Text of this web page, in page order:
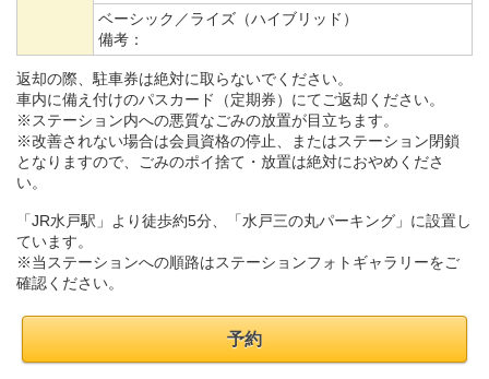
ベーシック／ライズ（ハイブリッド）
備考：
返却の際、駐車券は絶対に取らないでください。
車内に備え付けのパスカード（定期券）にてご返却ください。
※ステーション内への悪質なごみの放置が目立ちます。
※改善されない場合は会員資格の停止、またはステーション閉鎖
となりますので、ごみのポイ捨て・放置は絶対におやめくださ
い。
「JR水戸駅」より徒歩約5分、「水戸三の丸パーキング」に設置し
ています。
※当ステーションへの順路はステーションフォトギャラリーをご
確認ください。
予約